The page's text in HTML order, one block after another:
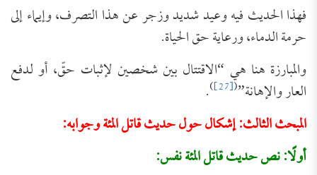
فهذا الحديث فيه وعيد شديد وزجر عن هذا التصرف، وإيماء إلى
حرمة الدماء، ورعاية حق الحياة.
والمبارزة هنا هي “الاقتتال بين شخصين لإثبات حقّ، أو لدفع
العار والإهانة”(
[27]
)
.
المبحث الثالث: إشكال حول حديث قاتل المئة وجوابه:
أولًا: نص حديث قاتل المئة نفس: